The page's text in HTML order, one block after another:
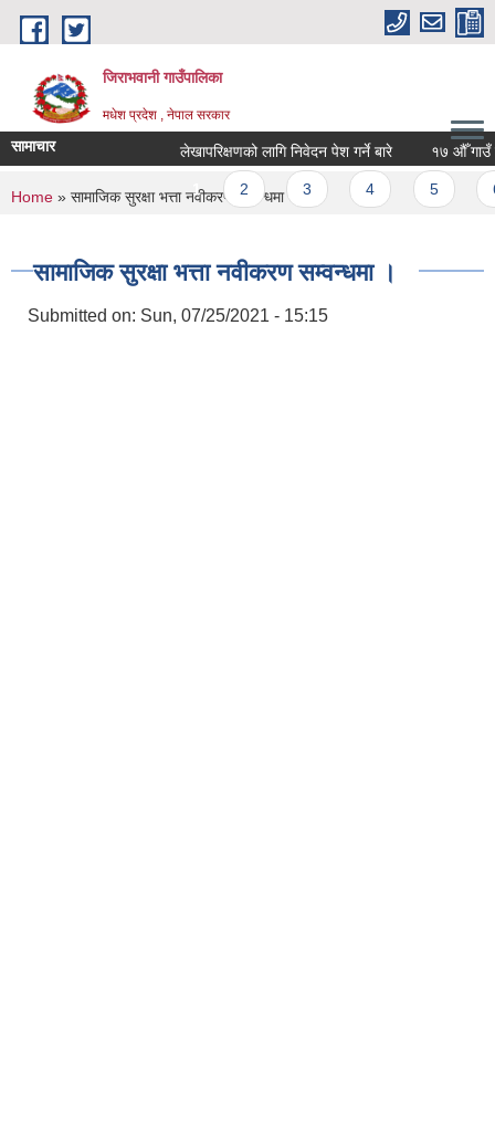
Skip to main content
जिराभवानी गाउँपालिका
मधेश प्रदेश , नेपाल सरकार
सामाचार लेखापरिक्षणको लागि निवेदन पेश गर्ने बारे १७ औँ गाउँ
Pages
1 2 3
You are here
Home » सामाजिक सुरक्षा भत्ता नवीकरण सम्वन्धमा ।
सामाजिक सुरक्षा भत्ता नवीकरण सम्वन्धमा ।
Submitted on: Sun, 07/25/2021 - 15:15